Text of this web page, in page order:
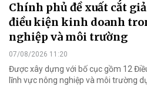
Chính phủ đề xuất cắt
điều kiện kinh doanh
nghiệp và môi trường
07/08/2026 11:20
Được xây dựng với bố cục gồm 12
lĩnh vực nông nghiệp và môi trường